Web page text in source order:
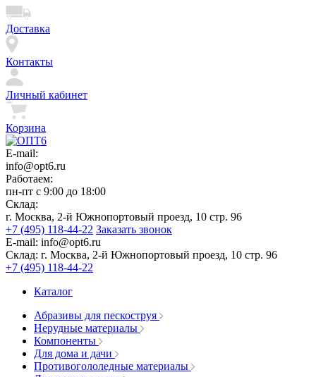
Доставка
Контакты
Личный кабинет
Корзина
E-mail:
info@opt6.ru
Работаем:
пн-пт с 9:00 до 18:00
Склад:
г. Москва, 2-й Южнопортовый проезд, 10 стр. 96
+7 (495) 118-44-22 Заказать звонок
E-mail: info@opt6.ru
Склад: г. Москва, 2-й Южнопортовый проезд, 10 стр. 96
+7 (495) 118-44-22
Каталог
Абразивы для пескоструя
Нерудные материалы
Компоненты
Для дома и дачи
Противогололедные материалы